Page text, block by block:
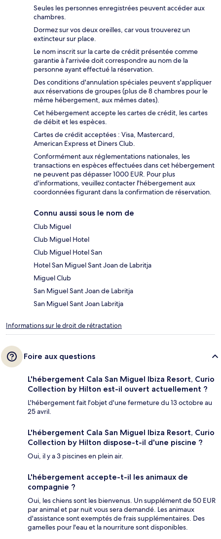
Seules les personnes enregistrées peuvent accéder aux
chambres.
Dormez sur vos deux oreilles, car vous trouverez un
extincteur sur place.
Le nom inscrit sur la carte de crédit présentée comme
garantie à l'arrivée doit correspondre au nom de la
personne ayant effectué la réservation.
Des conditions d'annulation spéciales peuvent s'appliquer
aux réservations de groupes (plus de 8 chambres pour le
même hébergement, aux mêmes dates).
Cet hébergement accepte les cartes de crédit, les cartes
de débit et les espèces.
Cartes de crédit acceptées : Visa, Mastercard,
American Express et Diners Club.
Conformément aux réglementations nationales, les
transactions en espèces effectuées dans cet hébergement
ne peuvent pas dépasser 1000 EUR. Pour plus
d'informations, veuillez contacter l'hébergement aux
coordonnées figurant dans la confirmation de réservation.
Connu aussi sous le nom de
Club Miguel
Club Miguel Hotel
Club Miguel Hotel San
Hotel San Miguel Sant Joan de Labritja
Miguel Club
San Miguel Sant Joan de Labritja
San Miguel Sant Joan Labritja
Informations sur le droit de rétractation
Foire aux questions
L'hébergement Cala San Miguel Ibiza Resort, Curio
Collection by Hilton est-il ouvert actuellement ?
L'hébergement fait l'objet d'une fermeture du 13 octobre au
25 avril.
L'hébergement Cala San Miguel Ibiza Resort, Curio
Collection by Hilton dispose-t-il d'une piscine ?
Oui, il y a 3 piscines en plein air.
L'hébergement accepte-t-il les animaux de
compagnie ?
Oui, les chiens sont les bienvenus. Un supplément de 50 EUR
par animal et par nuit vous sera demandé. Les animaux
d'assistance sont exemptés de frais supplémentaires. Des
gamelles pour l'eau et la nourriture sont disponibles.